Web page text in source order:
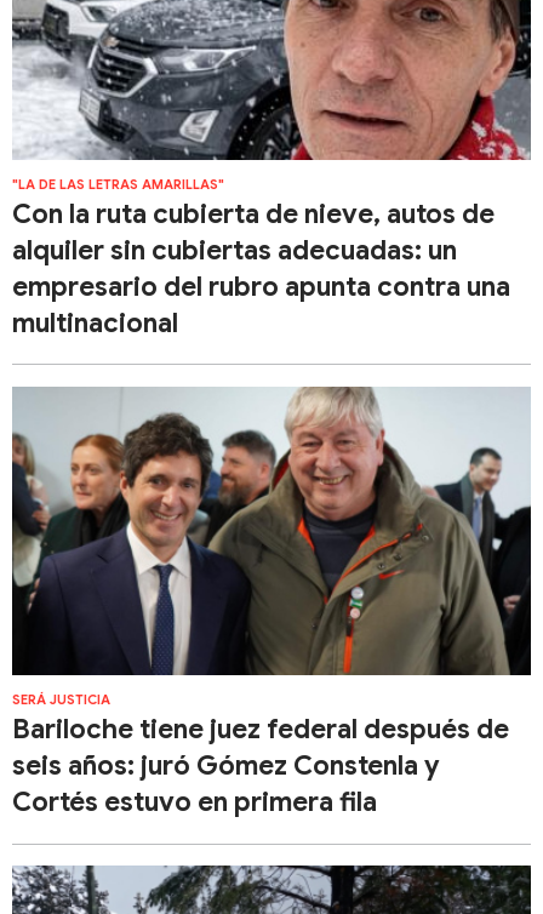
"LA DE LAS LETRAS AMARILLAS"
Con la ruta cubierta de nieve, autos de
alquiler sin cubiertas adecuadas: un
empresario del rubro apunta contra una
multinacional
SERÁ JUSTICIA
Bariloche tiene juez federal después de
seis años: juró Gómez Constenla y
Cortés estuvo en primera fila